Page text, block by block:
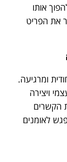
אותו
את הפריט
ומרגיעה.
ויצירה
הקשרים
לאומנים